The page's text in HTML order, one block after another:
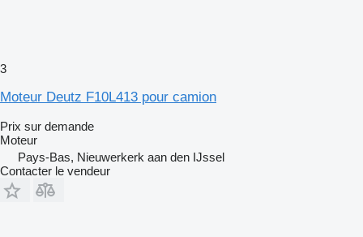
3
Moteur Deutz F10L413 pour camion
Prix sur demande
Moteur
Pays-Bas, Nieuwerkerk aan den IJssel
Contacter le vendeur